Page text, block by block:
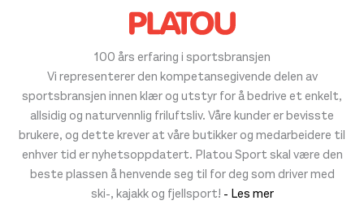
100 års erfaring i sportsbransjen
Vi representerer den kompetansegivende delen av
sportsbransjen innen klær og utstyr for å bedrive et enkelt,
allsidig og naturvennlig friluftsliv. Våre kunder er bevisste
brukere, og dette krever at våre butikker og medarbeidere til
enhver tid er nyhetsoppdatert. Platou Sport skal være den
beste plassen å henvende seg til for deg som driver med
ski-, kajakk og fjellsport! - Les mer